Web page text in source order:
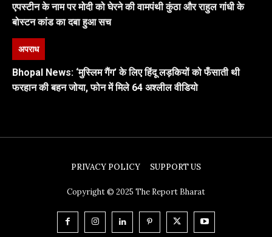
एपस्टीन के नाम पर मोदी को घेरने की वामपंथी कुंठा और राहुल गांधी के
बोस्टन कांड का दबा हुआ सच
अपराध
Bhopal News: ‘मुस्लिम गैंग’ के लिए हिंदू लड़कियों को फँसाती थी
फरहान की बहन जोया, फोन में मिले 64 अश्लील वीडियो
PRIVACY POLICY SUPPORT US
Copyright © 2025 The Report Bharat